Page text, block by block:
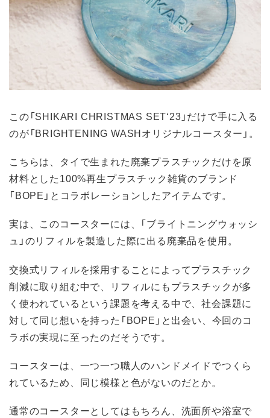
この「SHIKARI CHRISTMAS SET‘23」だけで手に入る
のが「BRIGHTENING WASHオリジナルコースター」。
こちらは、タイで生まれた廃棄プラスチックだけを原
材料とした100%再生プラスチック雑貨のブランド
「BOPE」とコラボレーションしたアイテムです。
実は、このコースターには、「ブライトニングウォッシ
ュ」のリフィルを製造した際に出る廃棄品を使用。
交換式リフィルを採用することによってプラスチック
削減に取り組む中で、リフィルにもプラスチックが多
く使われているという課題を考える中で、社会課題に
対して同じ想いを持った「BOPE」と出会い、今回のコ
ラボの実現に至ったのだそうです。
コースターは、一つ一つ職人のハンドメイドでつくら
れているため、同じ模様と色がないのだとか。
通常のコースターとしてはもちろん、洗面所や浴室で